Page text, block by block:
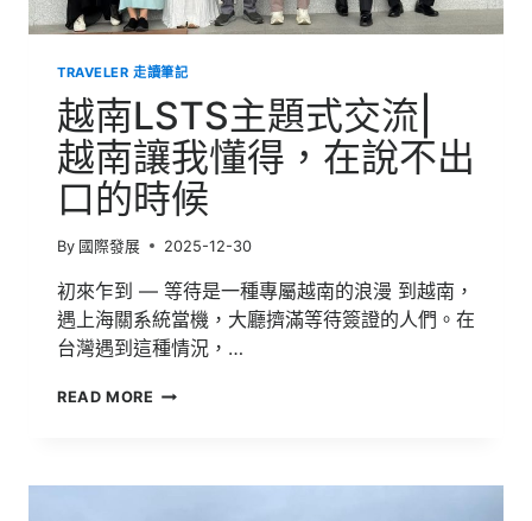
與
文
的
歐
洲
行
旅
TRAVELER 走讀筆記
越南LSTS主題式交流|
越南讓我懂得，在說不出
口的時候
By 國際發展 2025-12-30
初來乍到 — 等待是一種專屬越南的浪漫 到越南，
遇上海關系統當機，大廳擠滿等待簽證的人們。在
台灣遇到這種情況，…
READ MORE